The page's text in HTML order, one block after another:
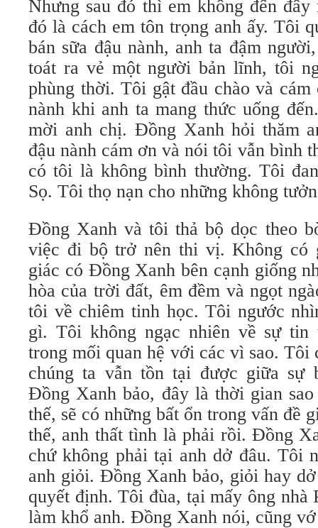
Nhưng sau đó thì em không đến
đó là cách em tôn trọng anh ấy. Tôi
bán sữa đậu nành, anh ta đậm
toát ra vẻ một người bản lĩnh, tôi
phùng thời. Tôi gật đầu chào và cám
nành khi anh ta mang thức uống
mời anh chị. Đồng Xanh hỏi thăm
đậu nành cám ơn và nói tôi vẫn bình
có tôi là không bình thường. Tôi
Sọ. Tôi thọ nạn cho những không
Đồng Xanh và tôi thả bộ dọc theo
việc đi bộ trở nên thi vị. Không có
giác có Đồng Xanh bên cạnh giống
hòa của trời đất, êm đềm và ngọt
tôi về chiêm tinh học. Tôi ngước
gì. Tôi không ngạc nhiên về sự tin
trong mối quan hệ với các vì sao. Tôi
chúng ta vẫn tồn tại được giữa sự
Đồng Xanh bảo, đây là thời gian
thế, sẽ có những bất ổn trong vấn đề
thế, anh thất tình là phải rồi. Đồng
chứ không phải tại anh dở đâu. Tôi
anh giỏi. Đồng Xanh bảo, giỏi hay
quyết định. Tôi đùa, tại mấy ông nhà
làm khổ anh. Đồng Xanh nói, cũng